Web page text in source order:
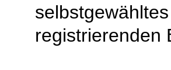
registrierenden